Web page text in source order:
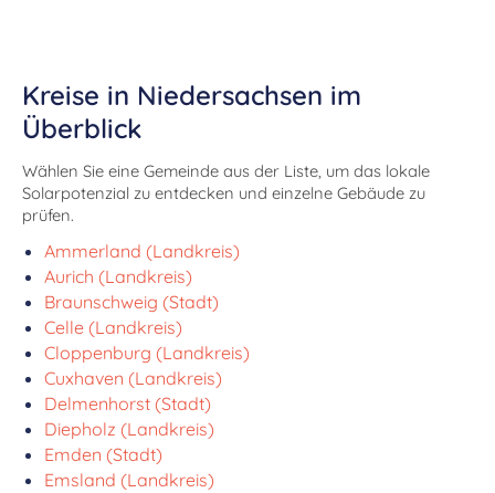
Kreise in Niedersachsen im
Überblick
Wählen Sie eine Gemeinde aus der Liste, um das lokale
Solarpotenzial zu entdecken und einzelne Gebäude zu
prüfen.
Ammerland (Landkreis)
Aurich (Landkreis)
Braunschweig (Stadt)
Celle (Landkreis)
Cloppenburg (Landkreis)
Cuxhaven (Landkreis)
Delmenhorst (Stadt)
Diepholz (Landkreis)
Emden (Stadt)
Emsland (Landkreis)